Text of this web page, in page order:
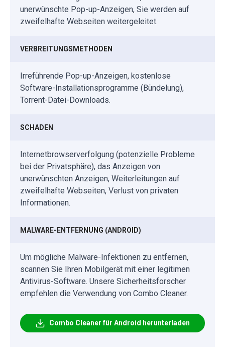
unerwünschte Pop-up-Anzeigen, Sie werden auf
zweifelhafte Webseiten weitergeleitet.
VERBREITUNGSMETHODEN
Irreführende Pop-up-Anzeigen, kostenlose
Software-Installationsprogramme (Bündelung),
Torrent-Datei-Downloads.
SCHADEN
Internetbrowserverfolgung (potenzielle Probleme
bei der Privatsphäre), das Anzeigen von
unerwünschten Anzeigen, Weiterleitungen auf
zweifelhafte Webseiten, Verlust von privaten
Informationen.
MALWARE-ENTFERNUNG (ANDROID)
Um mögliche Malware-Infektionen zu entfernen,
scannen Sie Ihren Mobilgerät mit einer legitimen
Antivirus-Software. Unsere Sicherheitsforscher
empfehlen die Verwendung von Combo Cleaner.
Combo Cleaner für Android herunterladen